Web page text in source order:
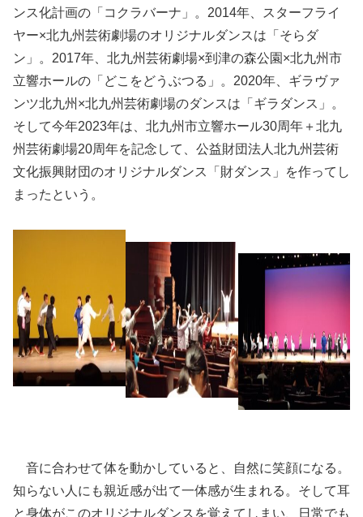
ンス化計画の「コクラバーナ」。2014年、スターフライ
ヤー×北九州芸術劇場のオリジナルダンスは「そらダ
ン」。2017年、北九州芸術劇場×到津の森公園×北九州市
立響ホールの「どこをどうぶつる」。2020年、ギラヴァ
ンツ北九州×北九州芸術劇場のダンスは「ギラダンス」。
そして今年2023年は、北九州市立響ホール30周年＋北九
州芸術劇場20周年を記念して、公益財団法人北九州芸術
文化振興財団のオリジナルダンス「財ダンス」を作ってし
まったという。
音に合わせて体を動かしていると、自然に笑顔になる。
知らない人にも親近感が出て一体感が生まれる。そして耳
と身体がこのオリジナルダンスを覚えてしまい、日常でも